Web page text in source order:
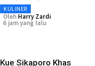
KULINER
Oleh Harry Zardi
6 jam yang lalu
Kue Sikaporo Khas